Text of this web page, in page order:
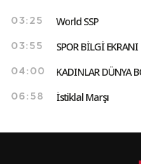
03:25 World SSP
03:55 SPOR BİLGİ EKRANI
04:00 KADINLAR DÜNYA
06:58 İstiklal Marşı